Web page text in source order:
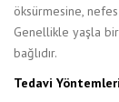
öksürmesine,
Genellikle yaşla
bağlıdır.
Tedavi